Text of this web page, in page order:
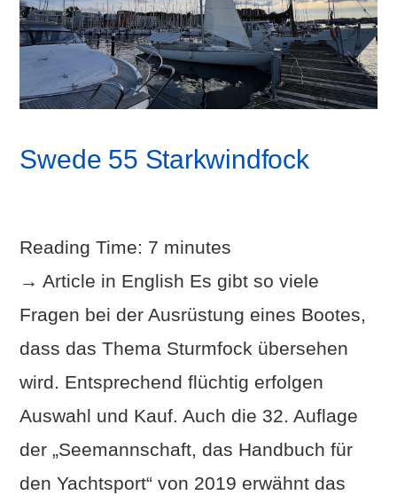
VIEW POST
Swede 55 Starkwindfock
Reading Time: 7 minutes
→ Article in English Es gibt so viele
Fragen bei der Ausrüstung eines Bootes,
dass das Thema Sturmfock übersehen
wird. Entsprechend flüchtig erfolgen
Auswahl und Kauf. Auch die 32. Auflage
der „Seemannschaft, das Handbuch für
den Yachtsport“ von 2019 erwähnt das